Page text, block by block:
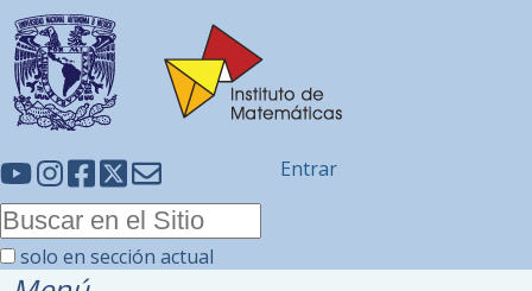
solo en sección actual
Entrar